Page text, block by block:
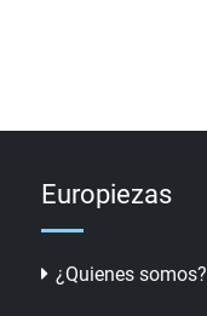
Europiezas
¿Quienes somos?